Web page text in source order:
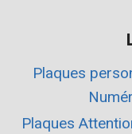
Plaques
Plaques